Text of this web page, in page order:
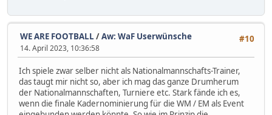
#10
WE ARE FOOTBALL /Aw: WaF Userwünsche
14. April 2023, 10:36:58
Ich spiele zwar selber nicht als Nationalmannschafts-Trainer,
das taugt mir nicht so, aber ich mag das ganze Drumherum
der Nationalmannschaften, Turniere etc. Stark fände ich es,
wenn die finale Kadernominierung für die WM / EM als Event